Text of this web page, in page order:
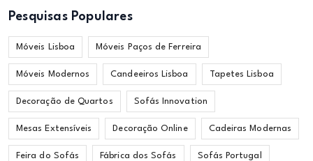
Pesquisas Populares
Móveis Lisboa Móveis Paços de Ferreira
Móveis Modernos Candeeiros Lisboa Tapetes Lisboa
Decoração de Quartos Sofás Innovation
Mesas Extensíveis Decoração Online Cadeiras Modernas
Feira do Sofás Fábrica dos Sofás Sofás Portugal